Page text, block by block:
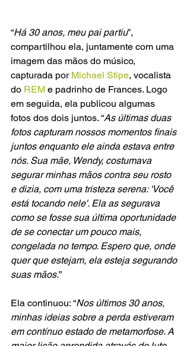
“Há 30 anos, meu pai partiu”,
compartilhou ela, juntamente com uma
imagem das mãos do músico,
capturada por Michael Stipe, vocalista
do REM e padrinho de Frances. Logo
em seguida, ela publicou algumas
fotos dos dois juntos. “As últimas duas
fotos capturam nossos momentos finais
juntos enquanto ele ainda estava entre
nós. Sua mãe, Wendy, costumava
segurar minhas mãos contra seu rosto
e dizia, com uma tristeza serena: 'Você
está tocando nele'. Ela as segurava
como se fosse sua última oportunidade
de se conectar um pouco mais,
congelada no tempo. Espero que, onde
quer que estejam, ela esteja segurando
suas mãos.”
Ela continuou: “Nos últimos 30 anos,
minhas ideias sobre a perda estiveram
em contínuo estado de metamorfose. A